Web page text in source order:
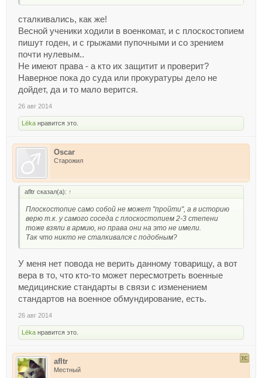
сталкивались, как же!
Весной ученики ходили в военкомат, и с плоскостопием
пишут годен, и с грыжами пупочными и со зрением
почти нулевым..
Не имеют права - а кто их защитит и проверит?
Наверное пока до суда или прокуратуры дело не
дойдет, да и то мало верится.
26 авг 2014
Lёka нравится это.
Oscar
Старожил
afltr сказал(а): ↑
Плоскостопие само собой не может "пройти", а в историю
верю т.к. у самого соседа с плоскостопием 2-3 степени
тоже взяли в армию, но права они на это не имели.
Так что никто не сталкивался с подобным?
У меня нет повода не верить данному товарищу, а вот
вера в то, что кто-то может пересмотреть военные
медицинские стандарты в связи с изменением
стандартов на военное обмундирование, есть.
26 авг 2014
Lёka нравится это.
afltr
Местный